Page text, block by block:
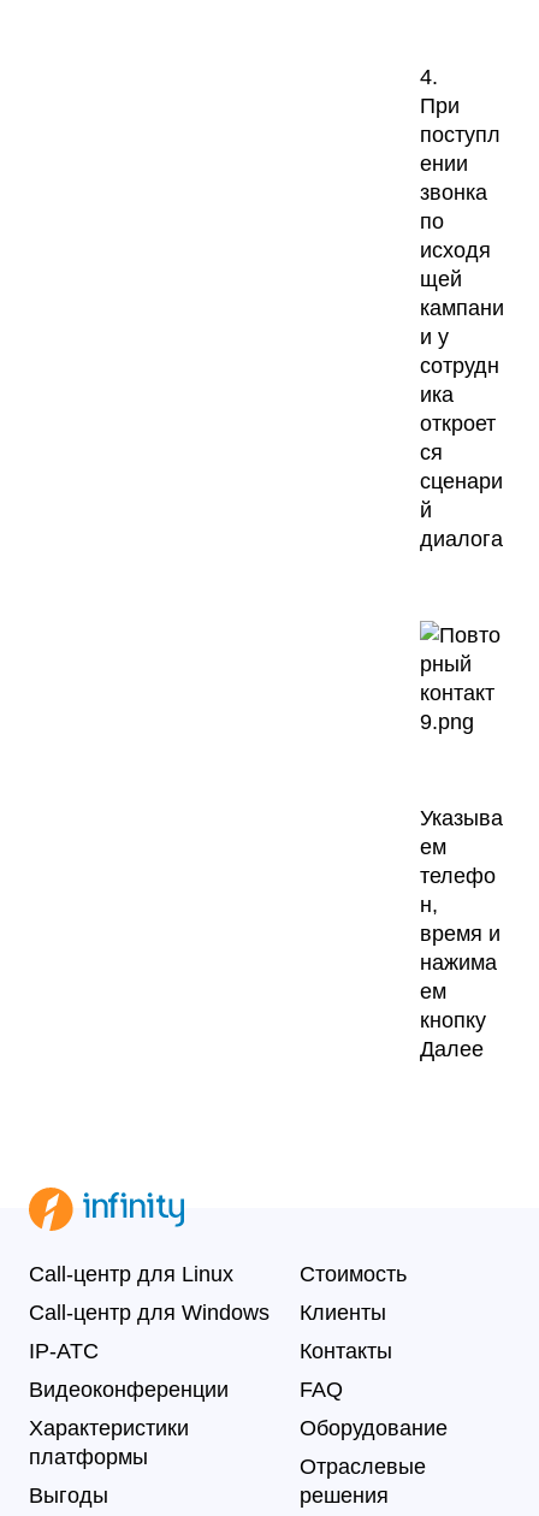
4.
При
поступл
ении
звонка
по
исходя
щей
кампани
и у
сотрудн
ика
откроет
ся
сценари
й
диалога
Указыва
ем
телефо
н,
время и
нажима
ем
кнопку
Далее
Call-центр для Linux
Call-центр для Windows
IP-АТС
Видеоконференции
Характеристики
платформы
Выгоды
Стоимость
Клиенты
Контакты
FAQ
Оборудование
Отраслевые
решения